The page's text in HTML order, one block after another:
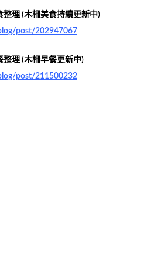
整理 (木柵美食持續更新中)
post/202947067
整理 (木柵早餐更新中)
post/211500232